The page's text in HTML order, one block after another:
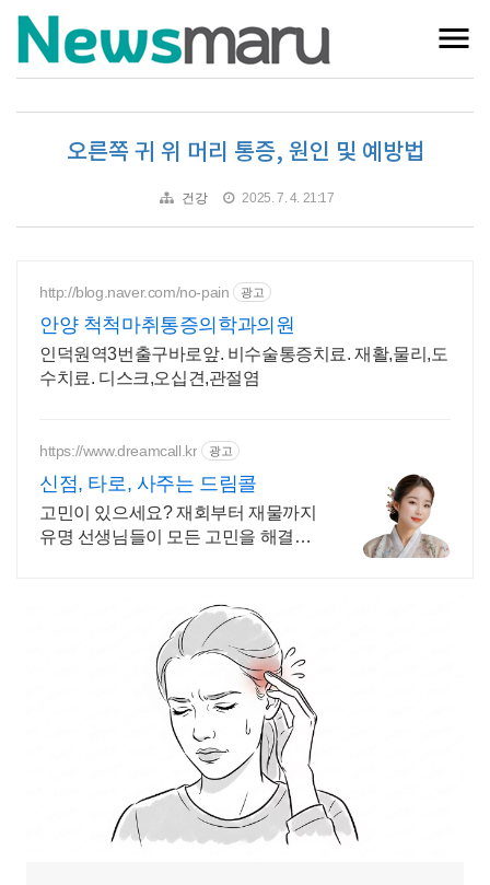
오른쪽 귀 위 머리 통증, 원인 및 예방법
건강 2025. 7. 4. 21:17
http://blog.naver.com/no-pain 광고
안양 척척마취통증의학과의원
인덕원역3번출구바로앞. 비수술통증치료. 재활,물리,도
수치료. 디스크,오십견,관절염
https://www.dreamcall.kr 광고
신점, 타로, 사주는 드림콜
고민이 있으세요? 재회부터 재물까지
유명 선생님들이 모든 고민을 해결해